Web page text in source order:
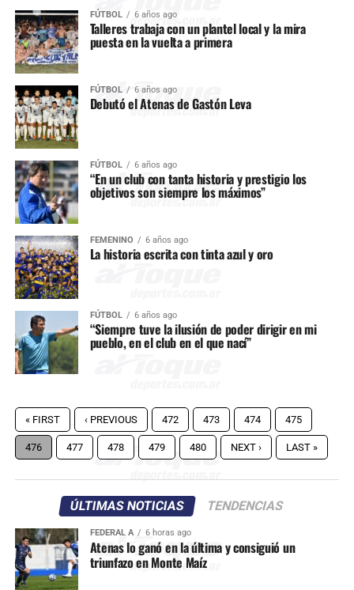
FÚTBOL 6 años ago
Talleres trabaja con un plantel local y la mira
puesta en la vuelta a primera
FÚTBOL 6 años ago
Debutó el Atenas de Gastón Leva
FÚTBOL 6 años ago
“En un club con tanta historia y prestigio los
objetivos son siempre los máximos”
FEMENINO 6 años ago
La historia escrita con tinta azul y oro
FÚTBOL 6 años ago
“Siempre tuve la ilusión de poder dirigir en mi
pueblo, en el club en el que nací”
« FIRST ‹ PREVIOUS 472 473 474 475
476 477 478 479 480 NEXT › LAST »
ÚLTIMAS NOTICIAS TENDENCIAS
FEDERAL A 6 horas ago
Atenas lo ganó en la última y consiguió un
triunfazo en Monte Maíz